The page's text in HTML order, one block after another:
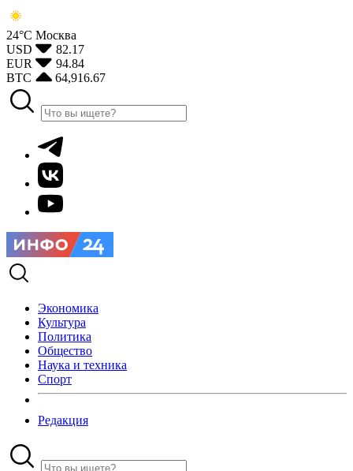
24°С Москва
USD
82.17
EUR
94.84
BTC
64,916.67
Экономика
Культура
Политика
Общество
Наука и техника
Спорт
Редакция